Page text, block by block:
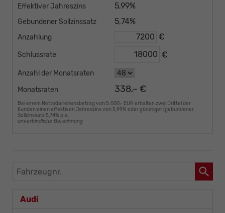
Effektiver Jahreszins 5,99%
Gebundener Sollzinssatz 5,74%
Anzahlung €
Schlussrate €
Anzahl der Monatsraten
Monatsraten
338,– €
Bei einem Nettodarlehensbetrag von 5.000,- EUR erhalten zwei Drittel der
Kunden einen effektiven Jahreszins von 5,99% oder günstiger (gebundener
Sollzinssatz 5,74% p.a.
unverbindliche Berechnung
Fahrzeugnr.
Audi